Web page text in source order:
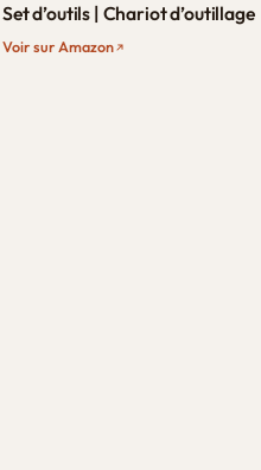
Set d’outils | Chariot d’outillage
Voir sur Amazon